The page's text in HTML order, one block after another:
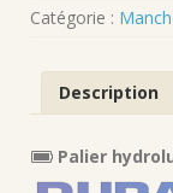
Catégorie :
Description
Palier